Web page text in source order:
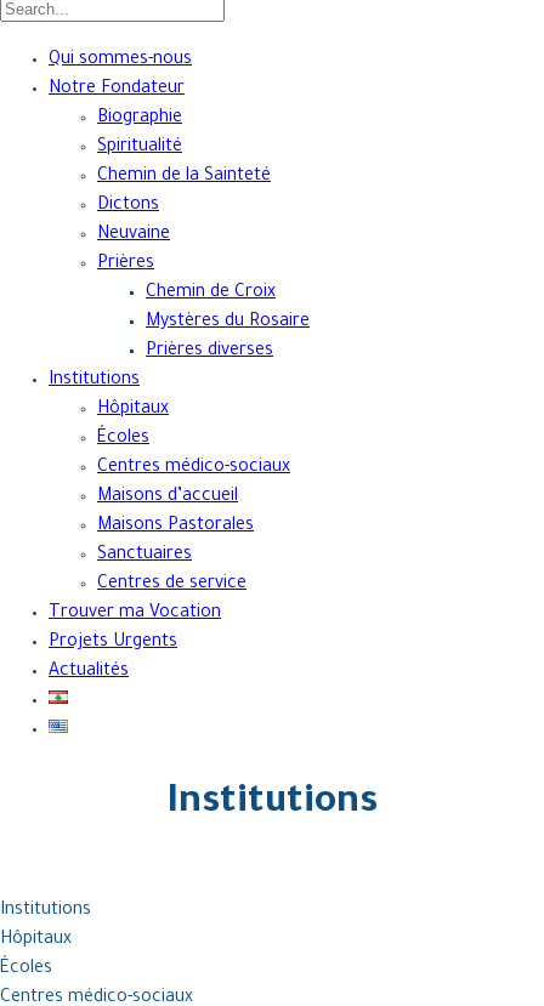
Qui sommes-nous
Notre Fondateur
Biographie
Spiritualité
Chemin de la Sainteté
Dictons
Neuvaine
Prières
Chemin de Croix
Mystères du Rosaire
Prières diverses
Institutions
Hôpitaux
Écoles
Centres médico-sociaux
Maisons d’accueil
Maisons Pastorales
Sanctuaires
Centres de service
Trouver ma Vocation
Projets Urgents
Actualités
Institutions
Institutions
Hôpitaux
Écoles
Centres médico-sociaux